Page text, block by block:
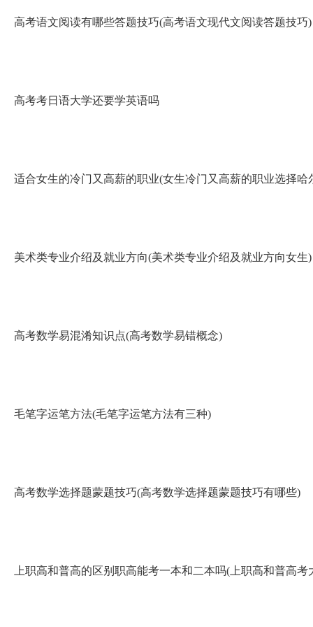
高考语文阅读有哪些答题技巧(高考语文现代文阅读答题技巧)
高考考日语大学还要学英语吗
适合女生的冷门又高薪的职业(女生冷门又高薪的职业选择哈
美术类专业介绍及就业方向(美术类专业介绍及就业方向女生)
高考数学易混淆知识点(高考数学易错概念)
毛笔字运笔方法(毛笔字运笔方法有三种)
高考数学选择题蒙题技巧(高考数学选择题蒙题技巧有哪些)
上职高和普高的区别职高能考一本和二本吗(上职高和普高